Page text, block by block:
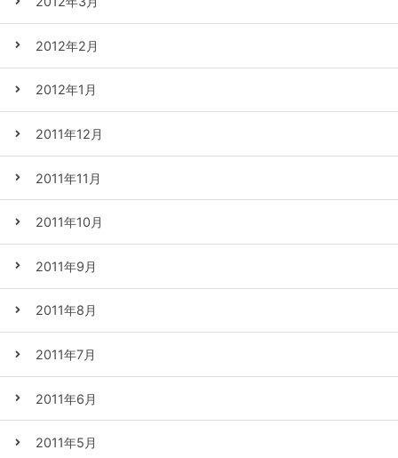
2012年2月
2012年1月
2011年12月
2011年11月
2011年10月
2011年9月
2011年8月
2011年7月
2011年6月
2011年5月